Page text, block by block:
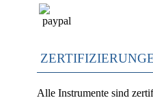
Alle Instrumente sind